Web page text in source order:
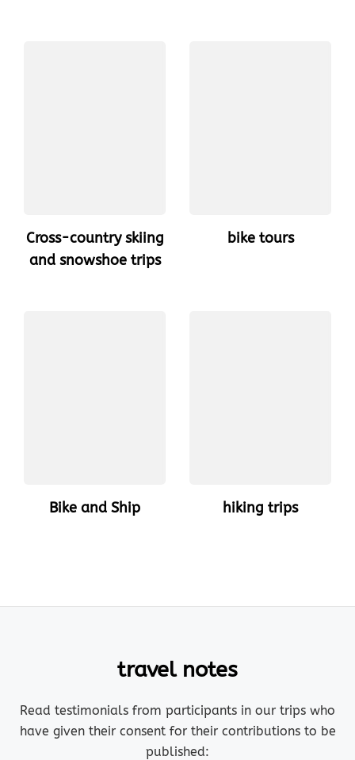
Cross-country skiing
and snowshoe trips
bike tours
Bike and Ship hiking trips
travel notes
Read testimonials from participants in our trips who
have given their consent for their contributions to be
published: